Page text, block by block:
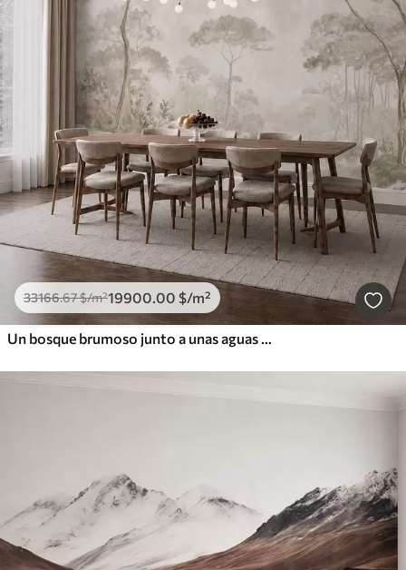
33166.67$/m²19900.00 $/m²
Un bosque brumoso junto a unas aguas tranquilas, en suaves tonos pastel naturales